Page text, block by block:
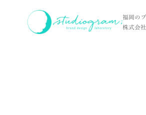
福岡の
株式会
ホーム